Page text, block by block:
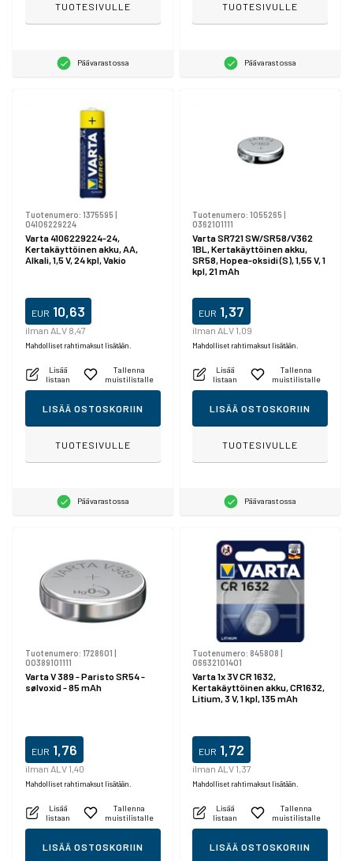
TUOTESIVULLE
Päävarastossa
TUOTESIVULLE
Päävarastossa
Tuotenumero: 1375595
04106229224
Varta 4106229224-24,
Kertakäyttöinen akku, AA,
Alkali, 1,5 V, 24 kpl, Vakio
EUR 10,63
ilman ALV 8,47
Mahdolliset rahtimaksut lisätään.
Lisää
listaan
Tallenna
muistilistalle
LISÄÄ OSTOSKORIIN
TUOTESIVULLE
Päävarastossa
Tuotenumero: 1055265
0362101111
Varta SR721 SW/SR58/V362
1BL, Kertakäyttöinen akku,
SR58, Hopea-oksidi (S), 1,55 V, 1
kpl, 21 mAh
EUR 1,37
ilman ALV 1,09
Mahdolliset rahtimaksut lisätään.
Lisää
listaan
Tallenna
muistilistalle
LISÄÄ OSTOSKORIIN
TUOTESIVULLE
Päävarastossa
Tuotenumero: 1728601 |
00389101111
Varta V 389 - Paristo SR54 -
sølvoxid - 85 mAh
EUR 1,76
ilman ALV 1,40
Mahdolliset rahtimaksut lisätään.
Lisää
listaan
Tallenna
muistilistalle
LISÄÄ OSTOSKORIIN
Tuotenumero: 845808 |
06632101401
Varta 1x 3V CR 1632,
Kertakäyttöinen akku, CR1632,
Litium, 3 V, 1 kpl, 135 mAh
EUR 1,72
ilman ALV 1,37
Mahdolliset rahtimaksut lisätään.
Lisää
listaan
Tallenna
muistilistalle
LISÄÄ OSTOSKORIIN